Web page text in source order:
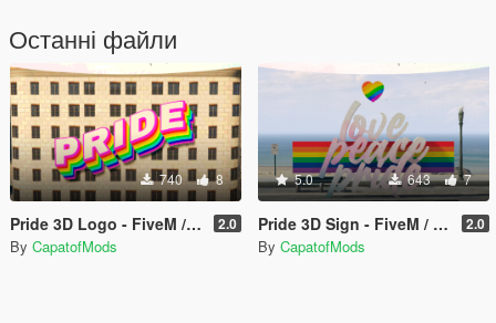
Останні файли
740 8
Pride 3D Logo - FiveM / Single Player 2.0
By CapatofMods
5.0 643 7
Pride 3D Sign - FiveM / Single Player 2.0
By CapatofMods